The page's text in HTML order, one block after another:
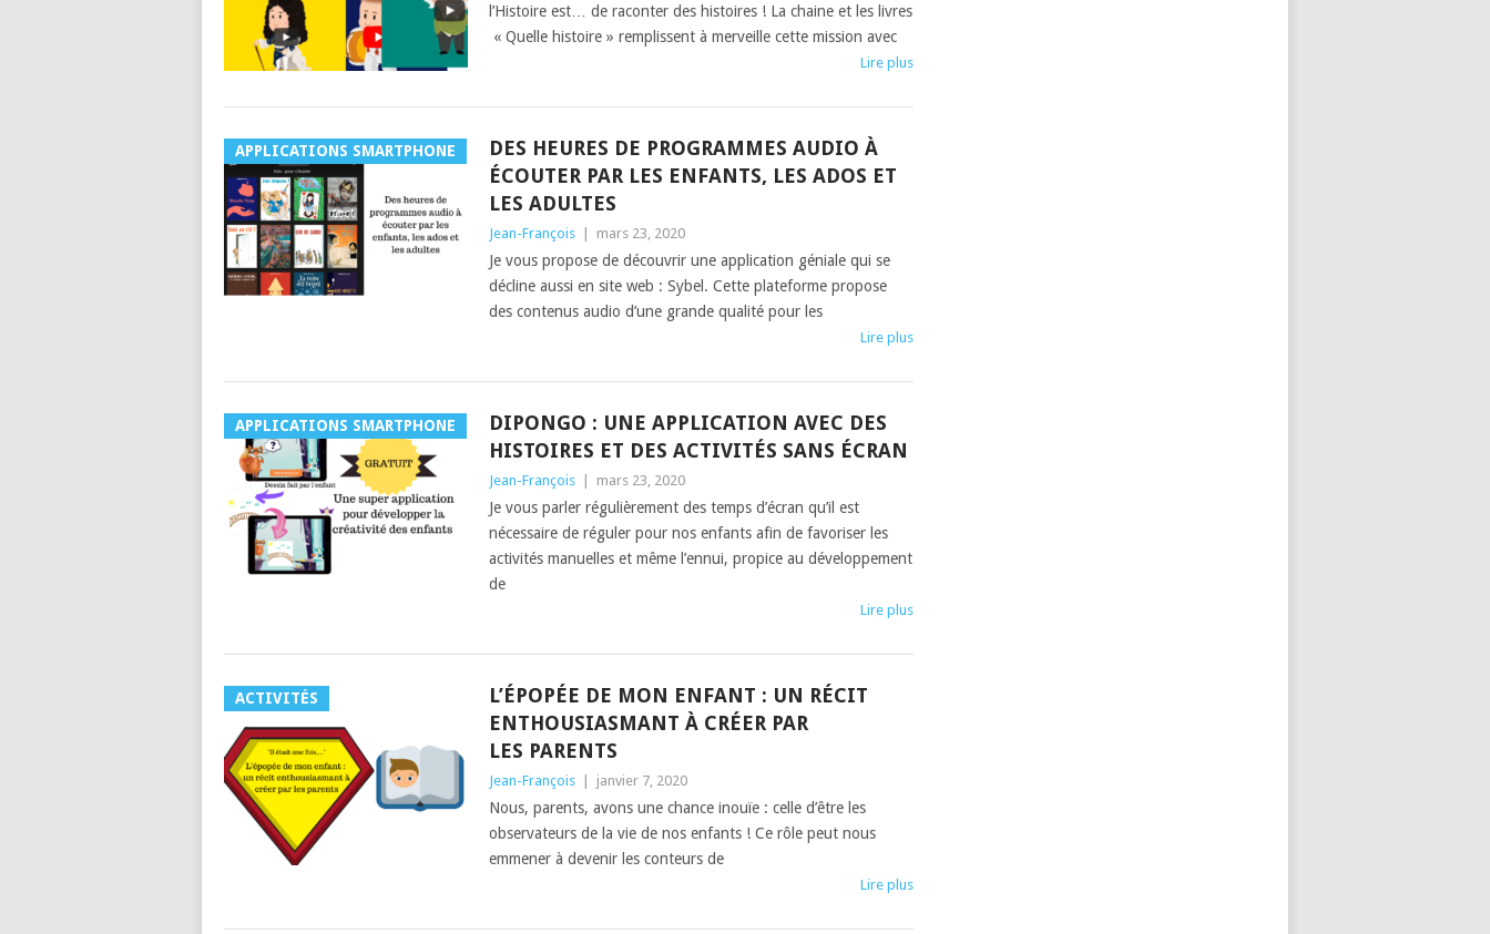
l’Histoire est… de raconter des histoires ! La chaine et les livres
« Quelle histoire » remplissent à merveille cette mission avec
Lire plus
APPLICATIONS SMARTPHONE
DES HEURES DE PROGRAMMES AUDIO À
ÉCOUTER PAR LES ENFANTS, LES ADOS ET
LES ADULTES
Jean-François mars 23, 2020
Je vous propose de découvrir une application géniale qui se
décline aussi en site web : Sybel. Cette plateforme propose
des contenus audio d’une grande qualité pour les
Lire plus
APPLICATIONS SMARTPHONE
DIPONGO : UNE APPLICATION AVEC DES
HISTOIRES ET DES ACTIVITÉS SANS ÉCRAN
Jean-François mars 23, 2020
Je vous parler régulièrement des temps d’écran qu’il est
nécessaire de réguler pour nos enfants afin de favoriser les
activités manuelles et même l’ennui, propice au développement
de
Lire plus
ACTIVITÉS
L’ÉPOPÉE DE MON ENFANT : UN RÉCIT
ENTHOUSIASMANT À CRÉER PAR
LES PARENTS
Jean-François janvier 7, 2020
Nous, parents, avons une chance inouïe : celle d’être les
observateurs de la vie de nos enfants ! Ce rôle peut nous
emmener à devenir les conteurs de
Lire plus